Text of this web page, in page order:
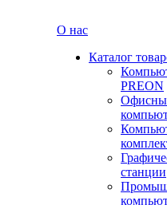
О нас
Каталог
PREON
станции